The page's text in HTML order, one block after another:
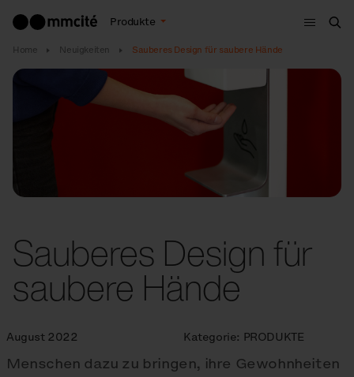
Produkte
Menu
Home Neuigkeiten Sauberes Design für saubere Hände
Sauberes Design für
saubere Hände
August 2022 Kategorie: PRODUKTE
Menschen dazu zu bringen, ihre Gewohnheiten